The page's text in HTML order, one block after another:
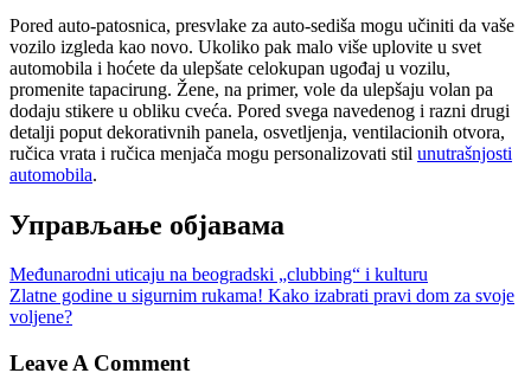
Pored auto-patosnica, presvlake za auto-sediša mogu učiniti da vaše
vozilo izgleda kao novo. Ukoliko pak malo više uplovite u svet
automobila i hoćete da ulepšate celokupan ugođaj u vozilu,
promenite tapacirung. Žene, na primer, vole da ulepšaju volan pa
dodaju stikere u obliku cveća. Pored svega navedenog i razni drugi
detalji poput dekorativnih panela, osvetljenja, ventilacionih otvora,
ručica vrata i ručica menjača mogu personalizovati stil unutrašnjosti
automobila.
Управљање објавама
Međunarodni uticaju na beogradski „clubbing“ i kulturu
Zlatne godine u sigurnim rukama! Kako izabrati pravi dom za svoje
voljene?
Leave A Comment